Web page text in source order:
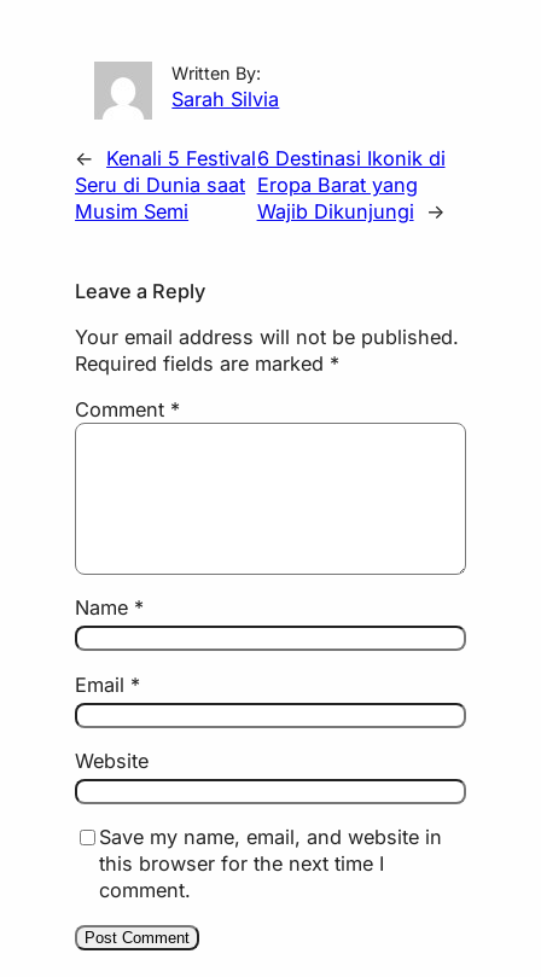
Written By:
Sarah Silvia
←
Kenali 5 Festival
Seru di Dunia saat
Musim Semi
6 Destinasi Ikonik di
Eropa Barat yang
Wajib Dikunjungi
→
Leave a Reply
Your email address will not be published.
Required fields are marked *
Comment *
Name *
Email *
Website
Save my name, email, and website in
this browser for the next time I
comment.